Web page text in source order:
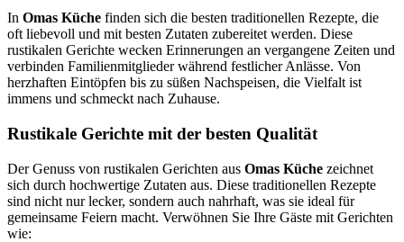
In Omas Küche finden sich die besten traditionellen Rezepte, die
oft liebevoll und mit besten Zutaten zubereitet werden. Diese
rustikalen Gerichte wecken Erinnerungen an vergangene Zeiten und
verbinden Familienmitglieder während festlicher Anlässe. Von
herzhaften Eintöpfen bis zu süßen Nachspeisen, die Vielfalt ist
immens und schmeckt nach Zuhause.
Rustikale Gerichte mit der besten Qualität
Der Genuss von rustikalen Gerichten aus Omas Küche zeichnet
sich durch hochwertige Zutaten aus. Diese traditionellen Rezepte
sind nicht nur lecker, sondern auch nahrhaft, was sie ideal für
gemeinsame Feiern macht. Verwöhnen Sie Ihre Gäste mit Gerichten
wie: